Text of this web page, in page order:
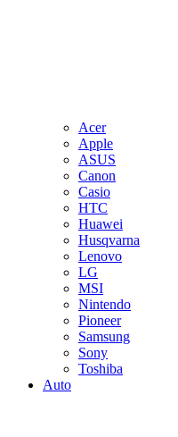
Acer
Apple
ASUS
Canon
Casio
HTC
Huawei
Husqvarna
Lenovo
LG
MSI
Nintendo
Pioneer
Samsung
Sony
Toshiba
Auto